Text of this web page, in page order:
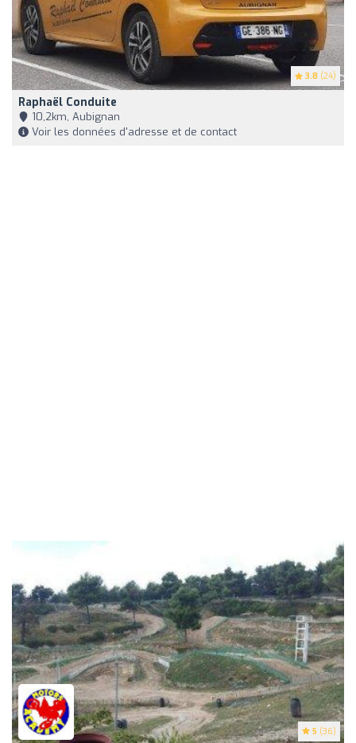
3.8 (24)
Raphaël Conduite
10,2km, Aubignan
Voir les données d'adresse et de contact
5 (36)